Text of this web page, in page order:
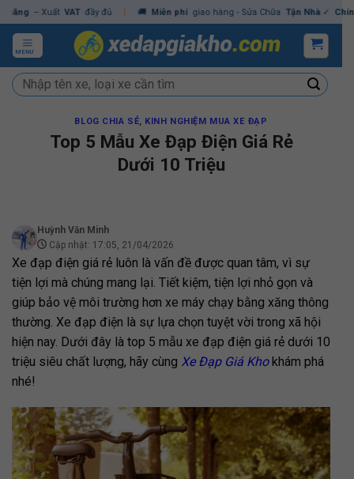
Skip
to
content
– Xuất VAT đầy đủ | 🚚 Miễn phí giao hàng - Sửa Chữa Tận Nhà ✓ Chính
MENU
Tìm
kiếm:
BLOG CHIA SẺ, KINH NGHIỆM MUA XE ĐẠP
Top 5 Mẫu Xe Đạp Điện Giá Rẻ
Dưới 10 Triệu
Huỳnh Văn Minh
Cập nhật: 17:05, 21/04/2026
Xe đạp điện giá rẻ luôn là vấn đề được quan tâm, vì sự
tiện lợi mà chúng mang lại. Tiết kiệm, tiện lợi nhỏ gọn và
giúp bảo vệ môi trường hơn xe máy chạy bằng xăng thông
thường. Xe đạp điện là sự lựa chọn tuyệt vời trong xã hội
hiện nay. Dưới đây là top 5 mẫu xe đạp điện giá rẻ dưới 10
triệu siêu chất lượng, hãy cùng Xe Đạp Giá Khokhám phá
nhé!